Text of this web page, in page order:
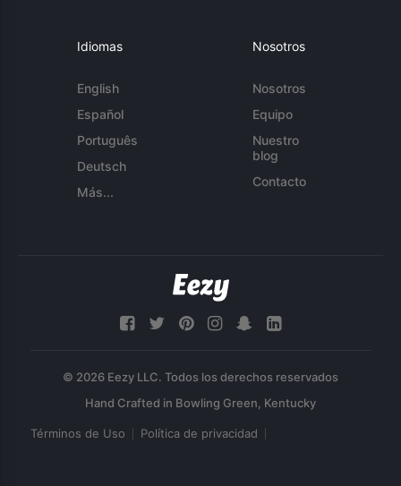
Idiomas
English
Español
Português
Deutsch
Más...
Nosotros
Nosotros
Equipo
Nuestro
blog
Contacto
© 2026 Eezy LLC. Todos los derechos reservados
Términos de Uso Política de privacidad